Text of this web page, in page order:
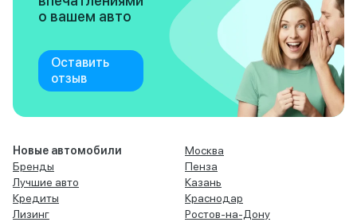
о вашем авто
Оставить
отзыв
Новые автомобили
Бренды
Лучшие авто
Кредиты
Лизинг
Москва
Пенза
Казань
Краснодар
Ростов-на-Дону